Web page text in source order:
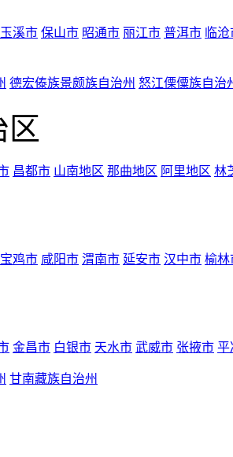
玉溪市 保山市 昭通市 丽江市 普洱市 临
德宏傣族景颇族自治州 怒江傈僳族自治
区
昌都市 山南地区 那曲地区 阿里地区 林
宝鸡市 咸阳市 渭南市 延安市 汉中市 榆林
金昌市 白银市 天水市 武威市 张掖市 平
甘南藏族自治州